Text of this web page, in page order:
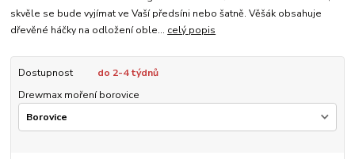
skvěle se bude vyjímat ve Vaší předsíni nebo šatně. Věšák obsahuje
dřevěné háčky na odložení oble... celý popis
Dostupnost
do 2-4 týdnů
Drewmax moření borovice